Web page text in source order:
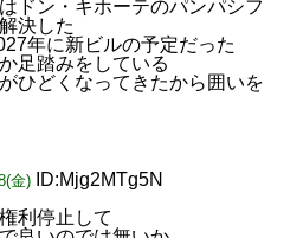
ドン・キホーテのパンパシフ
決した
年に新ビルの予定だった
足踏みをしている
ひどくなってきたから囲いを
金)
ID:Mjg2MTg5N
利停止して